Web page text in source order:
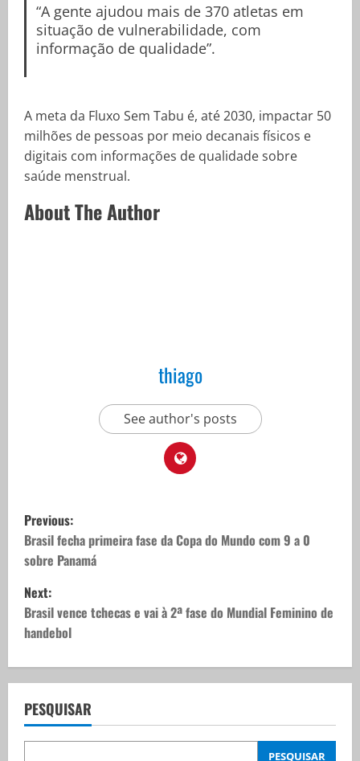
“A gente ajudou mais de 370 atletas em
situação de vulnerabilidade, com
informação de qualidade”.
A meta da Fluxo Sem Tabu é, até 2030, impactar 50
milhões de pessoas por meio decanais físicos e
digitais com informações de qualidade sobre
saúde menstrual.
About The Author
thiago
See author's posts
P
o
s
t
n
a
v
i
Previous:
Brasil fecha primeira fase da Copa do Mundo com 9 a 0
sobre Panamá
Next:
Brasil vence tchecas e vai à 2ª fase do Mundial Feminino de
handebol
PESQUISAR
PESQUISAR